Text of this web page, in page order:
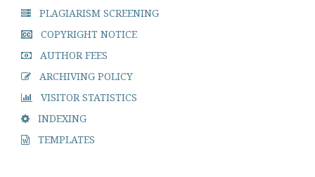
PLAGIARISM SCREENING
COPYRIGHT NOTICE
AUTHOR FEES
ARCHIVING POLICY
VISITOR STATISTICS
INDEXING
TEMPLATES